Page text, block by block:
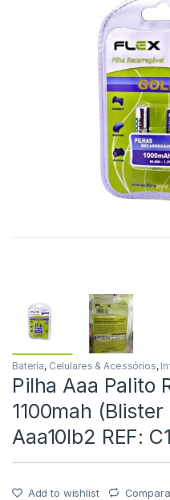
Bateria, Celulares & Acessórios,
Pilha Aaa Palito
1100mah
Aaa10lb2 REF:
Add to wishlist